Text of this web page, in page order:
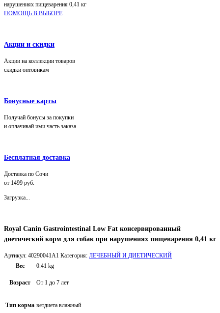
нарушениях пищеварения 0,41 кг
ПОМОЩЬ В ВЫБОРЕ
Акции и скидки
Акции на коллекции товаров
скидки оптовикам
Бонусные карты
Получай бонусы за покупки
и оплачивай ими часть заказа
Бесплатная доставка
Доставка по Сочи
от 1499 руб.
Загрузка...
Royal Canin Gastrointestinal Low Fat консервированный
диетический корм для собак при нарушениях пищеварения 0,41 кг
Артикул: 40290041A1 Категория: ЛЕЧЕБНЫЙ И ДИЕТИЧЕСКИЙ
Вес
0.41 kg
Возраст От 1 до 7 лет
Тип корма ветдиета влажный